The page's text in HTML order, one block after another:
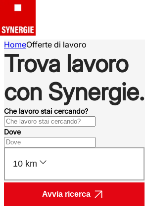
HomeOfferte di lavoro
Trova lavoro
con Synergie.
Che lavoro stai cercando?
Dove
10 km
Avvia ricerca